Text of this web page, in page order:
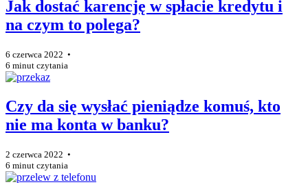
Jak dostać karencję w spłacie kredytu i
na czym to polega?
6 czerwca 2022 •
6 minut czytania
Czy da się wysłać pieniądze komuś, kto
nie ma konta w banku?
2 czerwca 2022 •
6 minut czytania